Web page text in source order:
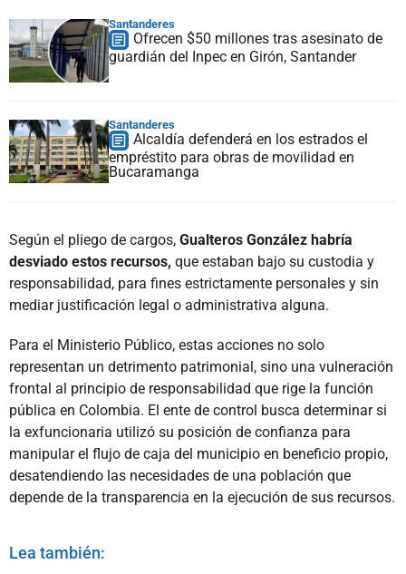
Santanderes
Ofrecen $50 millones tras asesinato de
guardián del Inpec en Girón, Santander
Santanderes
Alcaldía defenderá en los estrados el
empréstito para obras de movilidad en
Bucaramanga
Según el pliego de cargos, Gualteros González habría
desviado estos recursos, que estaban bajo su custodia y
responsabilidad, para fines estrictamente personales y sin
mediar justificación legal o administrativa alguna.
Para el Ministerio Público, estas acciones no solo
representan un detrimento patrimonial, sino una vulneración
frontal al principio de responsabilidad que rige la función
pública en Colombia. El ente de control busca determinar si
la exfuncionaria utilizó su posición de confianza para
manipular el flujo de caja del municipio en beneficio propio,
desatendiendo las necesidades de una población que
depende de la transparencia en la ejecución de sus recursos.
Lea también: